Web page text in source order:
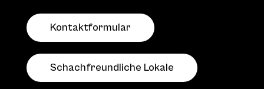
Kontaktformular
Schachfreundliche Lokale